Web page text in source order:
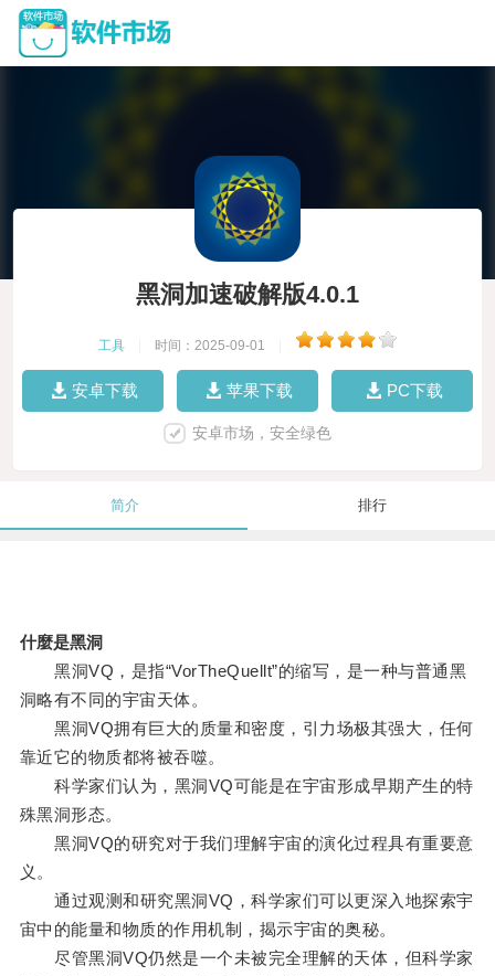
黑洞加速破解版4.0.1
工具 时间：2025-09-01
安卓下载 苹果下载 PC下载
安卓市场，安全绿色
简介 排行
什麼是黑洞
黑洞VQ，是指“VorTheQuellt”的缩写，是一种与普通黑
洞略有不同的宇宙天体。
黑洞VQ拥有巨大的质量和密度，引力场极其强大，任何
靠近它的物质都将被吞噬。
科学家们认为，黑洞VQ可能是在宇宙形成早期产生的特
殊黑洞形态。
黑洞VQ的研究对于我们理解宇宙的演化过程具有重要意
义。
通过观测和研究黑洞VQ，科学家们可以更深入地探索宇
宙中的能量和物质的作用机制，揭示宇宙的奥秘。
尽管黑洞VQ仍然是一个未被完全理解的天体，但科学家